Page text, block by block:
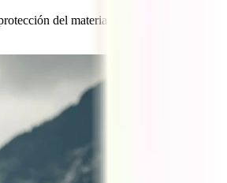
del material tecnológico,